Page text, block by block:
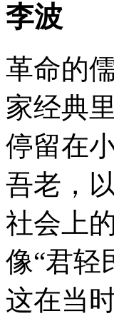
李波
革命的
家经典
停留在
吾老，
社会上
像“君轻
这在当